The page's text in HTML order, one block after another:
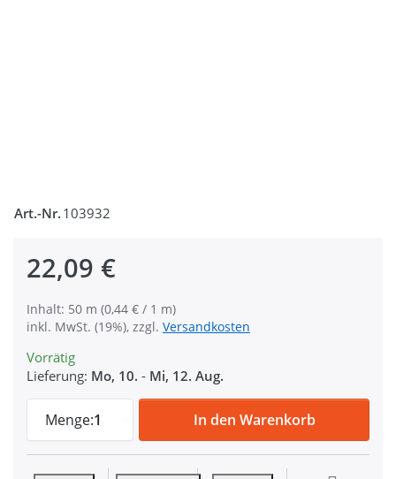
Art.-Nr. 103932
22,09 €
Inhalt: 50 m (0,44 € / 1 m)
inkl. MwSt. (19%), zzgl. Versandkosten
Vorrätig
Lieferung: Mo, 10. - Mi, 12. Aug.
Menge:1
50m PP Gurtband - 25mm breit - 1,4mm
In den Warenkorb